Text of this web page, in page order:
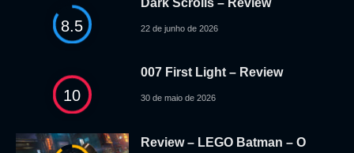
8.5 22 de junho de 2026
10
007 First Light – Review
30 de maio de 2026
Review – LEGO Batman – O